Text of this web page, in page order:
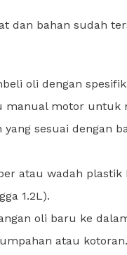
dan bahan sudah
oli dengan
manual motor untuk
yang sesuai dengan
atau wadah
1.2L).
oli baru ke
atau kotoran.